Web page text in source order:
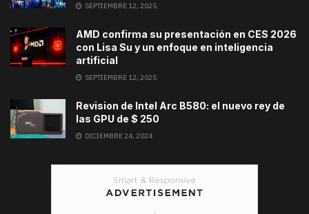
SEPTIEMBRE 12, 2025
AMD confirma su presentación en CES 2026
con Lisa Su y un enfoque en inteligencia
artificial
SEPTIEMBRE 12, 2025
Revision de Intel Arc B580: el nuevo rey de
las GPU de $ 250
DICIEMBRE 24, 2024